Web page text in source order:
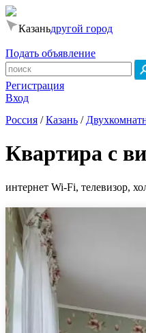
Казаньдругой город
Подать объявление
Регистрация
Вход
Россия /Казань /
Квартира с
интернет Wi-Fi, телевизор,